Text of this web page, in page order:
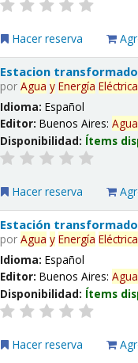
Hacer reserva
Estacion
porAgua y Energía
Idioma:Español
Editor:Buenos Aires:Agua
Disponibilidad: Ítems
Hacer reserva
Estación
porAgua y Energía
Idioma:Español
Editor:Buenos Aires:Agua
Disponibilidad: Ítems
Hacer reserva